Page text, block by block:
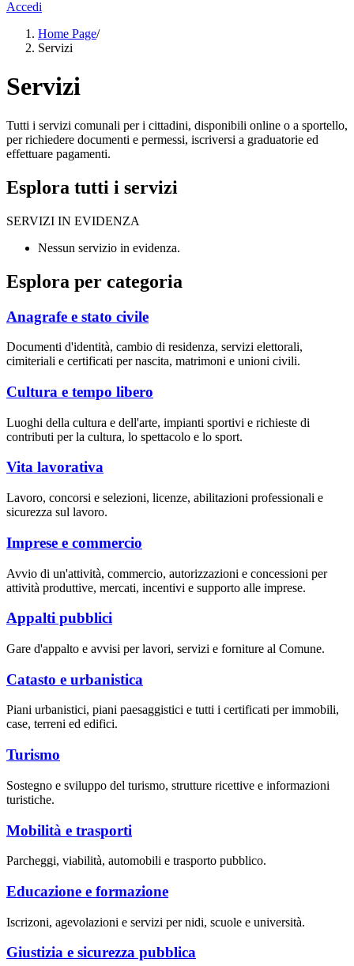
Accedi
Home Page/
Servizi
Servizi
Tutti i servizi comunali per i cittadini, disponibili online o a sportello,
per richiedere documenti e permessi, iscriversi a graduatorie ed
effettuare pagamenti.
Esplora tutti i servizi
SERVIZI IN EVIDENZA
Nessun servizio in evidenza.
Esplora per categoria
Anagrafe e stato civile
Documenti d'identità, cambio di residenza, servizi elettorali,
cimiteriali e certificati per nascita, matrimoni e unioni civili.
Cultura e tempo libero
Luoghi della cultura e dell'arte, impianti sportivi e richieste di
contributi per la cultura, lo spettacolo e lo sport.
Vita lavorativa
Lavoro, concorsi e selezioni, licenze, abilitazioni professionali e
sicurezza sul lavoro.
Imprese e commercio
Avvio di un'attività, commercio, autorizzazioni e concessioni per
attività produttive, mercati, incentivi e supporto alle imprese.
Appalti pubblici
Gare d'appalto e avvisi per lavori, servizi e forniture al Comune.
Catasto e urbanistica
Piani urbanistici, piani paesaggistici e tutti i certificati per immobili,
case, terreni ed edifici.
Turismo
Sostegno e sviluppo del turismo, strutture ricettive e informazioni
turistiche.
Mobilità e trasporti
Parcheggi, viabilità, automobili e trasporto pubblico.
Educazione e formazione
Iscrizoni, agevolazioni e servizi per nidi, scuole e università.
Giustizia e sicurezza pubblica